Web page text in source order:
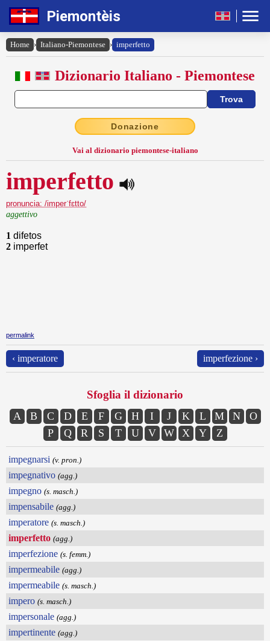
Piemontèis
Home › Italiano-Piemontese › imperfetto
Dizionario Italiano - Piemontese
Donazione
Vai al dizionario piemontese-italiano
imperfetto
pronuncia: /imperˈfɛtto/
aggettivo
1 difetos
2 imperfet
permalink
‹ imperatore imperfezione ›
Sfoglia il dizionario
A B C D E F G H I J K L M N
O
P
Q R S T U V W X Y Z
impegnarsi (v. pron.)
impegnativo (agg.)
impegno (s. masch.)
impensabile (agg.)
imperatore (s. masch.)
imperfetto (agg.)
imperfezione (s. femm.)
impermeabile (agg.)
impermeabile (s. masch.)
impero (s. masch.)
impersonale (agg.)
impertinente (agg.)